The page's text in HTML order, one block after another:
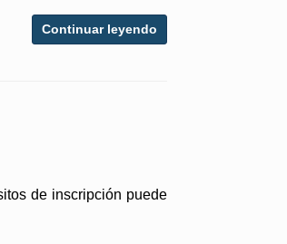
Continuar leyendo
de inscripción puede